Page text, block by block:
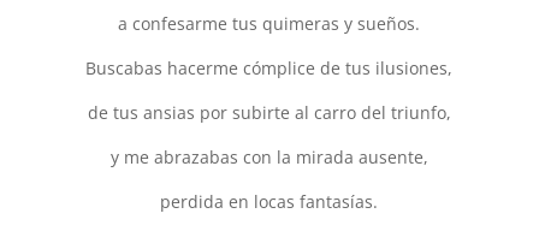
a confesarme tus quimeras y sueños.
Buscabas hacerme cómplice de tus ilusiones,
de tus ansias por subirte al carro del triunfo,
y me abrazabas con la mirada ausente,
perdida en locas fantasías.